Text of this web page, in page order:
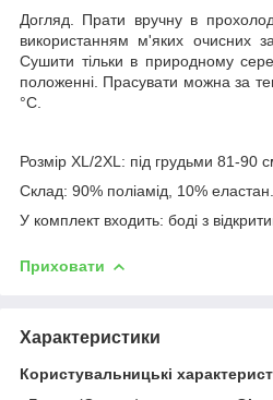
Догляд. Прати вручну в
використанням м'яких очисних
Сушити тільки в природному
положенні. Прасувати можна за
°C.
Розмір XL/2XL: під грудьми 81-90
Склад: 90% поліамід, 10% еластан.
У комплект входить: боді з
Приховати
Характеристики
Користувальницькі